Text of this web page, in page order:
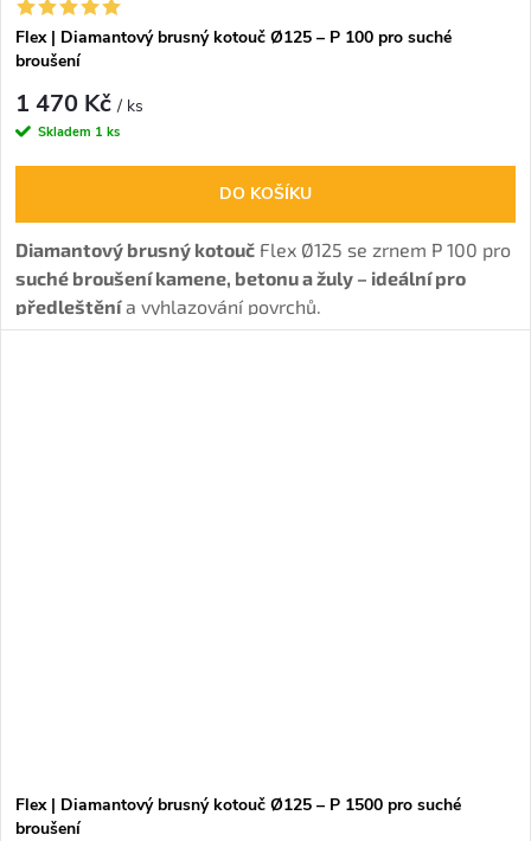
Flex | Diamantový brusný kotouč Ø125 – P 100 pro suché
broušení
1 470 Kč/ ks
Skladem 1 ks
DO KOŠÍKU
Diamantový brusný kotouč Flex Ø125 se zrnem P 100 pro
suché broušení kamene, betonu a žuly – ideální pro
předleštěnía vyhlazování povrchů.
Flex | Diamantový brusný kotouč Ø125 – P 1500 pro suché
broušení